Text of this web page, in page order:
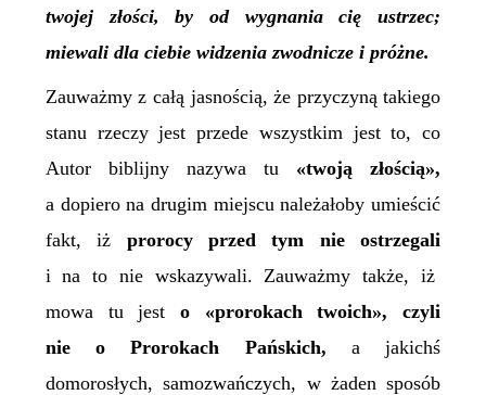
twojej złości, by od wygnania cię ustrzec;
miewali dla ciebie widzenia zwodnicze i próżne.
Zauważmy z całą jasnością, że przyczyną takiego
stanu rzeczy jest przede wszystkim jest to, co
Autor biblijny nazywa tu
«twoją złością»,
a dopiero na drugim miejscu należałoby umieścić
fakt, iż prorocy przed tym nie ostrzegali
i na to nie wskazywali. Zauważmy także, iż
mowa tu jest o «prorokach twoich», czyli
nie o Prorokach Pańskich, a jakichś
domorosłych, samozwańczych, w żaden sposób